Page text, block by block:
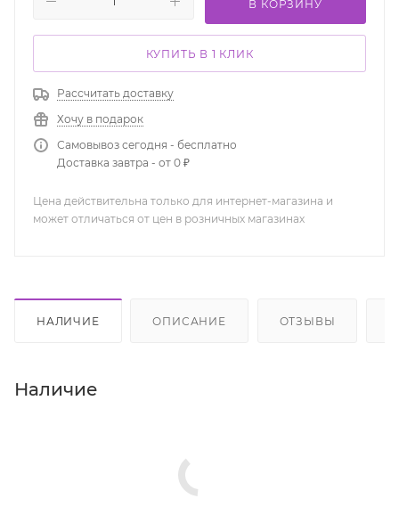
В КОРЗИНУ
КУПИТЬ В 1 КЛИК
Рассчитать доставку
Хочу в подарок
Самовывоз сегодня - бесплатно
Доставка завтра - от 0 ₽
Цена действительна только для интернет-магазина и
может отличаться от цен в розничных магазинах
НАЛИЧИЕ ОПИСАНИЕ ОТЗЫВЫ
Наличие